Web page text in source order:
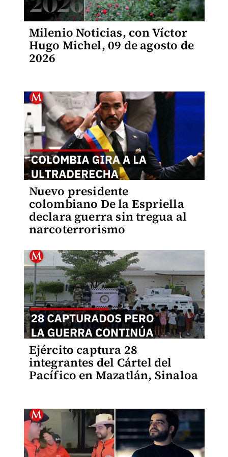
Milenio Noticias, con Víctor
Hugo Michel, 09 de agosto de
2026
Nuevo presidente
colombiano De la Espriella
declara guerra sin tregua al
narcoterrorismo
Ejército captura 28
integrantes del Cártel del
Pacífico en Mazatlán, Sinaloa